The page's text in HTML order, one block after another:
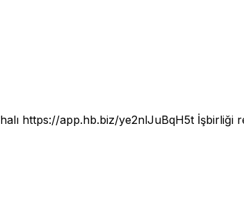
https://app.hb.biz/ye2nlJuBqH5t İşbirliği